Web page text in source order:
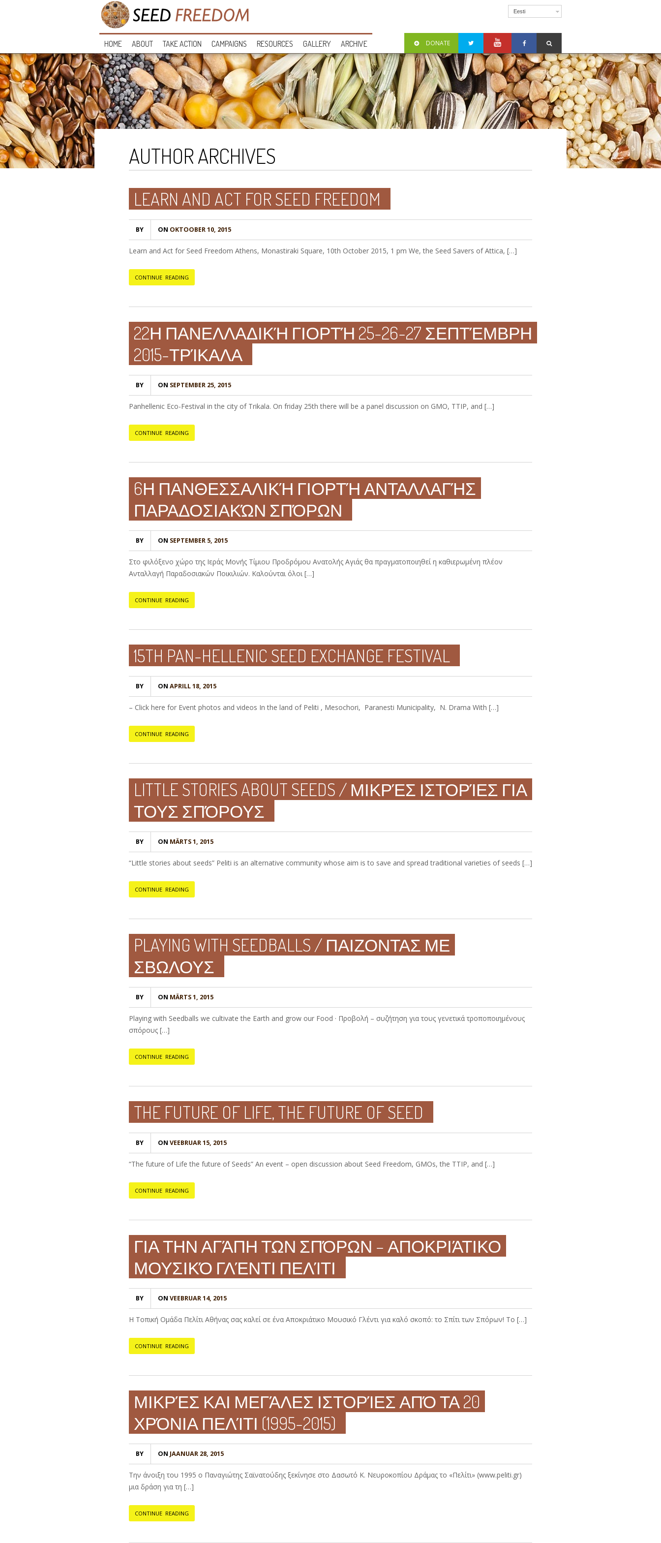
Eesti
HOME ABOUT TAKE ACTION CAMPAIGNS RESOURCES GALLERY ARCHIVE DONATE
AUTHOR ARCHIVES
LEARN AND ACT FOR SEED FREEDOM
BY ON OKTOOBER 10, 2015
Learn and Act for Seed Freedom Athens, Monastiraki Square, 10th October 2015, 1 pm We, the Seed Savers of Attica, […]
CONTINUE READING
22Η ΠΑΝΕΛΛΑΔΙΚΉ ΓΙΟΡΤΉ 25-26-27 ΣΕΠΤΈΜΒΡΗ
2015-ΤΡΊΚΑΛΑ
BY ON SEPTEMBER 25, 2015
Panhellenic Eco-Festival in the city of Trikala. On friday 25th there will be a panel discussion on GMO, TTIP, and […]
CONTINUE READING
6Η ΠΑΝΘΕΣΣΑΛΙΚΉ ΓΙΟΡΤΉ ΑΝΤΑΛΛΑΓΉΣ
ΠΑΡΑΔΟΣΙΑΚΏΝ ΣΠΌΡΩΝ
BY ON SEPTEMBER 5, 2015
Στο φιλόξενο χώρο της Ιεράς Μονής Τίμιου Προδρόμου Ανατολής Αγιάς θα πραγματοποιηθεί η καθιερωμένη πλέον
Ανταλλαγή Παραδοσιακών Ποικιλιών. Καλούνται όλοι […]
CONTINUE READING
15TH PAN-HELLENIC SEED EXCHANGE FESTIVAL
BY ON APRILL 18, 2015
– Click here for Event photos and videos In the land of Peliti , Mesochori, Paranesti Municipality, N. Drama With […]
CONTINUE READING
LITTLE STORIES ABOUT SEEDS / ΜΙΚΡΈΣ ΙΣΤΟΡΊΕΣ ΓΙΑ
ΤΟΥΣ ΣΠΌΡΟΥΣ
BY ON MÄRTS 1, 2015
“Little stories about seeds” Peliti is an alternative community whose aim is to save and spread traditional varieties of seeds […]
CONTINUE READING
PLAYING WITH SEEDBALLS / ΠΑΙΖΟΝΤΑΣ ΜΕ
ΣΒΩΛΟΥΣ
BY ON MÄRTS 1, 2015
Playing with Seedballs we cultivate the Earth and grow our Food · Προβολή – συζήτηση για τους γενετικά τροποποιημένους
σπόρους […]
CONTINUE READING
THE FUTURE OF LIFE, THE FUTURE OF SEED
BY ON VEEBRUAR 15, 2015
“The future of Life the future of Seeds” An event – open discussion about Seed Freedom, GMOs, the TTIP, and […]
CONTINUE READING
ΓΙΑ ΤΗΝ ΑΓΆΠΗ ΤΩΝ ΣΠΌΡΩΝ – ΑΠΟΚΡΙΆΤΙΚΟ
ΜΟΥΣΙΚΌ ΓΛΈΝΤΙ ΠΕΛΊΤΙ
BY ON VEEBRUAR 14, 2015
Η Τοπική Ομάδα Πελίτι Αθήνας σας καλεί σε ένα Αποκριάτικο Μουσικό Γλέντι για καλό σκοπό: το Σπίτι των Σπόρων! Το […]
CONTINUE READING
ΜΙΚΡΈΣ ΚΑΙ ΜΕΓΆΛΕΣ ΙΣΤΟΡΊΕΣ ΑΠΌ ΤΑ 20
ΧΡΌΝΙΑ ΠΕΛΊΤΙ (1995-2015)
BY ON JAANUAR 28, 2015
Την άνοιξη του 1995 ο Παναγιώτης Σαϊνατούδης ξεκίνησε στο Δασωτό Κ. Νευροκοπίου Δράμας το «Πελίτι» (www.peliti.gr)
μια δράση για τη […]
CONTINUE READING